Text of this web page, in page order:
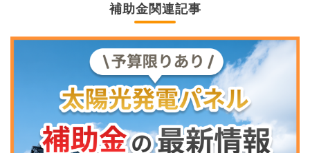
補助金関連記事